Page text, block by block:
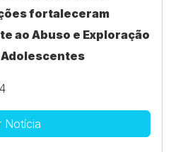
fortaleceram
ao Abuso e Exploração
Adolescentes
Notícia